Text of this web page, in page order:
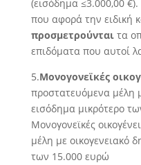
(εισόδημα ≤3.000,00 €).
που αφορά την ειδική
προσμετρούνταιτα
επιδόματα που αυτοί
5.Μονογονεϊκές
προστατευόμενα μέλη
εισόδημα μικρότερο
Μονογονεϊκές
μέλη με οικογενειακό
των 15.000 ευρώ